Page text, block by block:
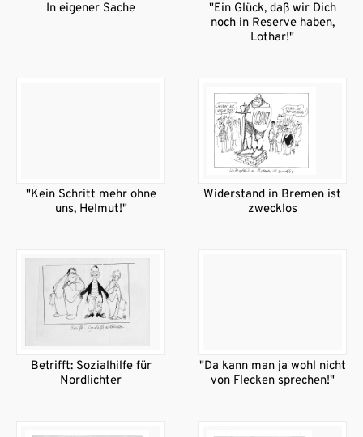
In eigener Sache
"Ein Glück, daß wir Dich
noch in Reserve haben,
Lothar!"
"Kein Schritt mehr ohne
uns, Helmut!"
Widerstand in Bremen ist
zwecklos
Betrifft: Sozialhilfe für
Nordlichter
"Da kann man ja wohl nicht
von Flecken sprechen!"